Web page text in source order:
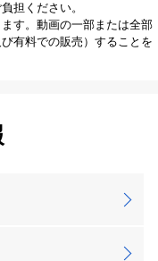
担ください。
す。動画の一部または全部
有料での販売）することを